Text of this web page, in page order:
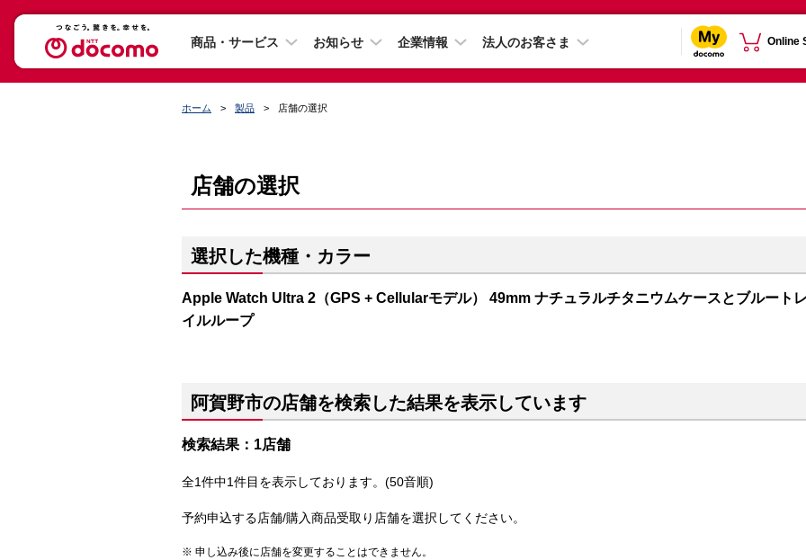
商品・サービス お知らせ 企業情報 法人のお客さま Online
ホーム 製品 店舗の選択
店舗の選択
選択した機種・カラー
Apple Watch Ultra 2（GPS + Cellularモデル） 49mm ナチュラルチタニウムケースとブルート
イルループ
阿賀野市の店舗を検索した結果を表示しています
検索結果：1店舗
全1件中1件目を表示しております。(50音順)
予約申込する店舗/購入商品受取り店舗を選択してください。
申し込み後に店舗を変更することはできません。